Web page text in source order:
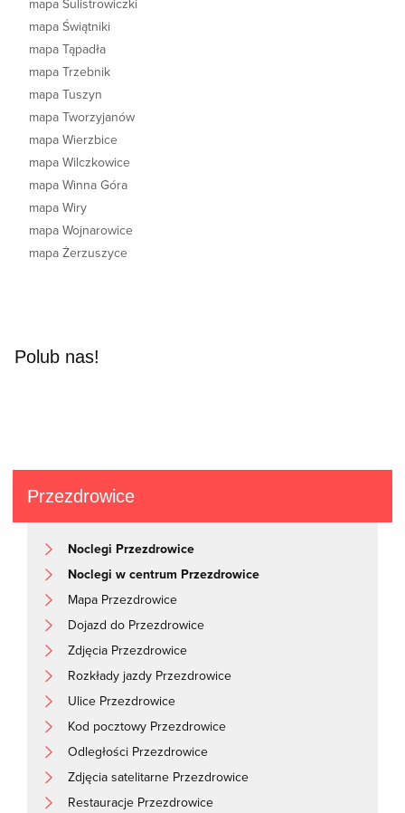
mapa Sulistrowiczki
mapa Świątniki
mapa Tąpadła
mapa Trzebnik
mapa Tuszyn
mapa Tworzyjanów
mapa Wierzbice
mapa Wilczkowice
mapa Winna Góra
mapa Wiry
mapa Wojnarowice
mapa Żerzuszyce
Polub nas!
Przezdrowice
Noclegi Przezdrowice
Noclegi w centrum Przezdrowice
Mapa Przezdrowice
Dojazd do Przezdrowice
Zdjęcia Przezdrowice
Rozkłady jazdy Przezdrowice
Ulice Przezdrowice
Kod pocztowy Przezdrowice
Odległości Przezdrowice
Zdjęcia satelitarne Przezdrowice
Restauracje Przezdrowice